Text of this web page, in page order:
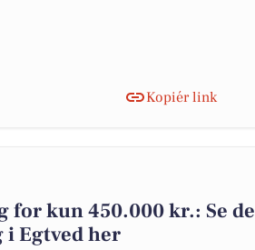
Kopiér link
for kun 450.000 kr.: Se de
Egtved her